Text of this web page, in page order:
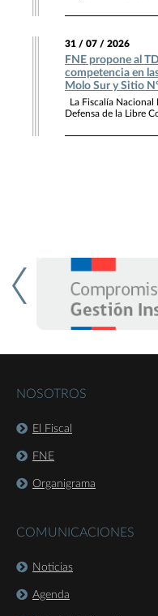
31 / 07 / 2026
FNE propone al
competencia en
Molo Sur y Sitio
La Fiscalía Nacional
Defensa de la Libre
NOSOTROS
El Fiscal
FNE
Organigrama
COMUNICACIONES
Noticias
Agenda